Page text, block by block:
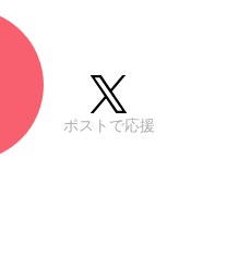
ポストで応援